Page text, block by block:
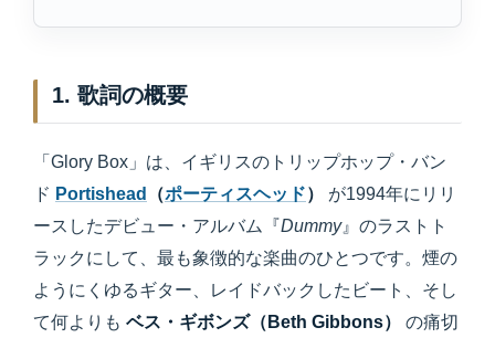
1. 歌詞の概要
「Glory Box」は、イギリスのトリップホップ・バン
ド Portishead （ポーティスヘッド）
が1994年にリリ
ースしたデビュー・アルバム『Dummy』のラストト
ラックにして、最も象徴的な楽曲のひとつです。煙の
ようにくゆるギター、レイドバックしたビート、そし
て何よりも ベス・ギボンズ（Beth Gibbons）
の痛切